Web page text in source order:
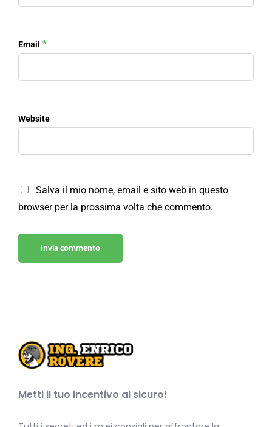
Email *
Website
Salva il mio nome, email e sito web in questo
browser per la prossima volta che commento.
Metti il tuo incentivo al sicuro!